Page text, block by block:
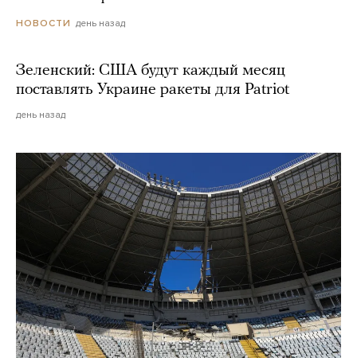
НОВОСТИ день назад
Зеленский: США будут каждый месяц
поставлять Украине ракеты для Patriot
день назад